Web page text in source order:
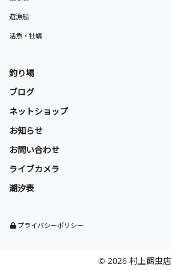
遊漁船
活魚・牡蠣
釣り場
ブログ
ネットショップ
お知らせ
お問い合わせ
ライブカメラ
潮汐表
プライバシーポリシー
© 2026 村上餌虫店